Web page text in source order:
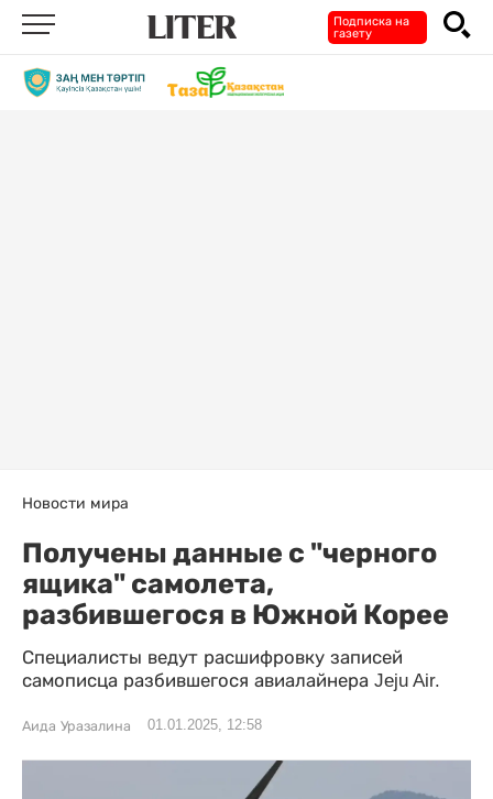
Подписка на
газету
Новости мира
Получены данные с "черного
ящика" самолета,
разбившегося в Южной Корее
Специалисты ведут расшифровку записей
самописца разбившегося авиалайнера Jeju Air.
Аида Уразалина 01.01.2025, 12:58